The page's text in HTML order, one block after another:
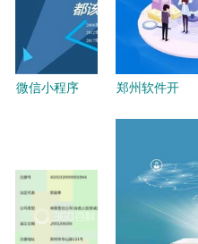
微信小程序
力郑州企业
数字化转型
郑州软件开
ERP系统自
主研发与创
新网络服务